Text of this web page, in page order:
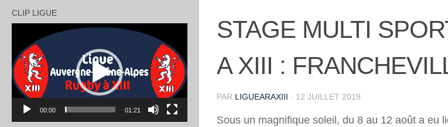
STAGE MULTI
A XIII :
PAR LIGUEARAXIII · 12 JUILLET 2019
Sous un magnifique soleil, du 8 au 12 août a eu
CLIP LIGUE
vidéo
00:00 01:21